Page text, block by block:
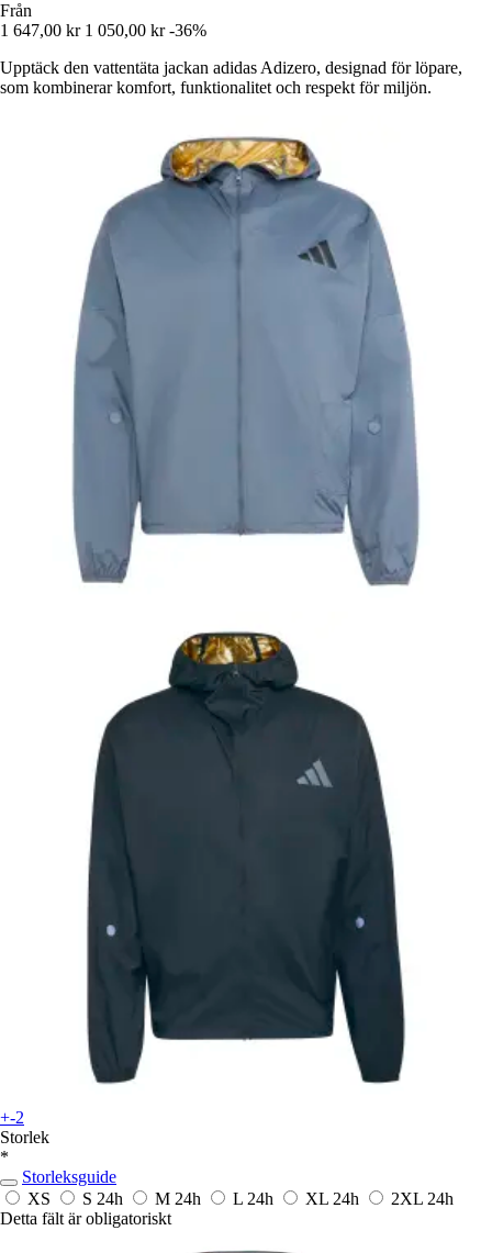
Från
1 647,00 kr 1 050,00 kr -36%
Upptäck den vattentäta jackan adidas Adizero, designad för löpare,
som kombinerar komfort, funktionalitet och respekt för miljön.
+-2
Storlek
*
Storleksguide
XS
S 24h M 24h L 24h XL 24h 2XL 24h
Detta fält är obligatoriskt